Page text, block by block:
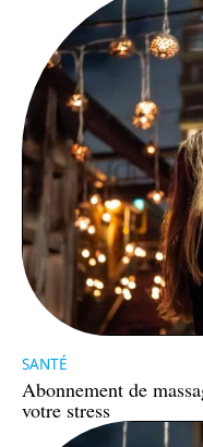
SANTÉ
Abonnement de
votre stress